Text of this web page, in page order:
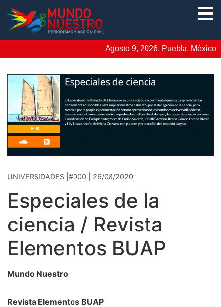
Agosto 9, 2026, Puebla, México
UNIVERSIDADES |#000 | 26/08/2020
Especiales de la
ciencia / Revista
Elementos BUAP
Mundo Nuestro
Revista Elementos BUAP